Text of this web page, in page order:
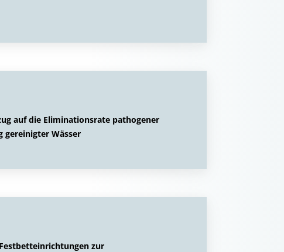
auf die Eliminationsrate pathogener
Wässer
zur